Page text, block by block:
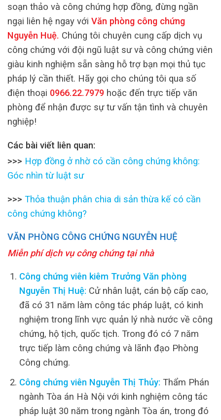
soạn thảo và công chứng hợp đồng, đừng ngần
ngại liên hệ ngay với Văn phòng công chứng
Nguyễn Huệ. Chúng tôi chuyên cung cấp dịch vụ
công chứng với đội ngũ luật sư và công chứng viên
giàu kinh nghiệm sẵn sàng hỗ trợ bạn mọi thủ tục
pháp lý cần thiết. Hãy gọi cho chúng tôi qua số
điện thoại 0966.22.7979 hoặc đến trực tiếp văn
phòng để nhận được sự tư vấn tận tình và chuyên
nghiệp!
Các bài viết liên quan:
>>> Hợp đồng ở nhờ có cần công chứng không:
Góc nhìn từ luật sư
>>> Thỏa thuận phân chia di sản thừa kế có cần
công chứng không?
VĂN PHÒNG CÔNG CHỨNG NGUYỄN HUỆ
Miễn phí dịch vụ công chứng tại nhà
Công chứng viên kiêm Trưởng Văn phòng
Nguyễn Thị Huệ: Cử nhân luật, cán bộ cấp cao,
đã có 31 năm làm công tác pháp luật, có kinh
nghiệm trong lĩnh vực quản lý nhà nước về công
chứng, hộ tịch, quốc tịch. Trong đó có 7 năm
trực tiếp làm công chứng và lãnh đạo Phòng
Công chứng.
Công chứng viên Nguyễn Thị Thủy: Thẩm Phán
ngành Tòa án Hà Nội với kinh nghiệm công tác
pháp luật 30 năm trong ngành Tòa án, trong đó